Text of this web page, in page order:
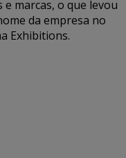
marcas, o que levou
da empresa no
Exhibitions.